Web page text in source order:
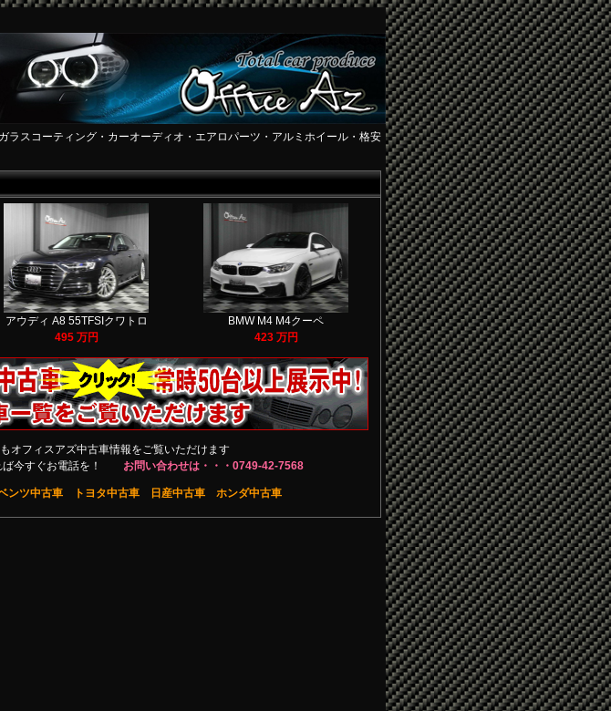
スコーティング・カーオーディオ・エアロパーツ・アルミホイール・格安
アウディ A8 55TFSIクワトロ
495 万円
BMW M4 M4クーペ
423 万円
オフィスアズ中古車情報をご覧いただけます
ば今すぐお電話を！ お問い合わせは・・・0749-42-7568
ンツ中古車 トヨタ中古車 日産中古車 ホンダ中古車